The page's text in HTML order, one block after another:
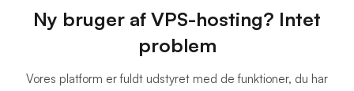
Ny bruger af VPS-hosting? Intet
problem
Vores platform er fuldt udstyret med de funktioner, du har